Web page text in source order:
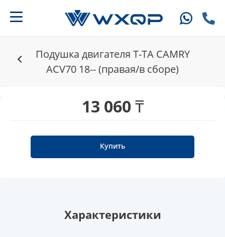
Подушка двигателя T-TA CAMRY
ACV70 18-- (правая/в сборе)
13 060 ₸
Купить
Характеристики